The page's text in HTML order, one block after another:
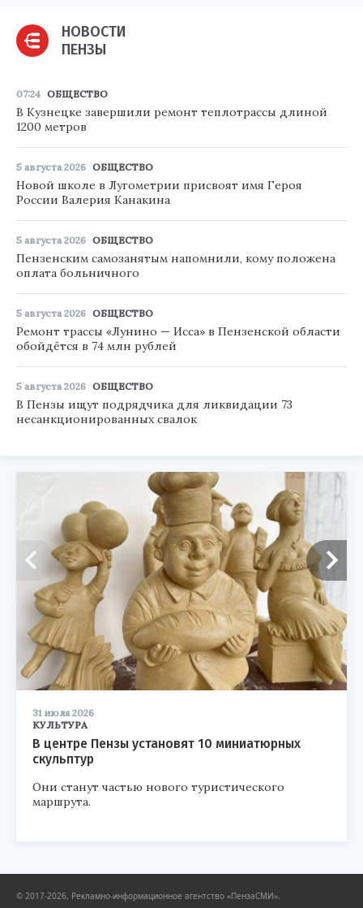
НОВОСТИ
ПЕНЗЫ
07:24 ОБЩЕСТВО
В Кузнецке завершили ремонт теплотрассы длиной
1200 метров
5 августа 2026 ОБЩЕСТВО
Новой школе в Лугометрии присвоят имя Героя
России Валерия Канакина
5 августа 2026 ОБЩЕСТВО
Пензенским самозанятым напомнили, кому положена
оплата больничного
5 августа 2026 ОБЩЕСТВО
Ремонт трассы «Лунино — Исса» в Пензенской области
обойдётся в 74 млн рублей
5 августа 2026 ОБЩЕСТВО
В Пензы ищут подрядчика для ликвидации 73
несанкционированных свалок
31 июля 2026
КУЛЬТУРА
В центре Пензы установят 10 миниатюрных
скульптур
Они станут частью нового туристического
маршрута.
© 2017-2026, Рекламно-информационное агентство «ПензаСМИ».